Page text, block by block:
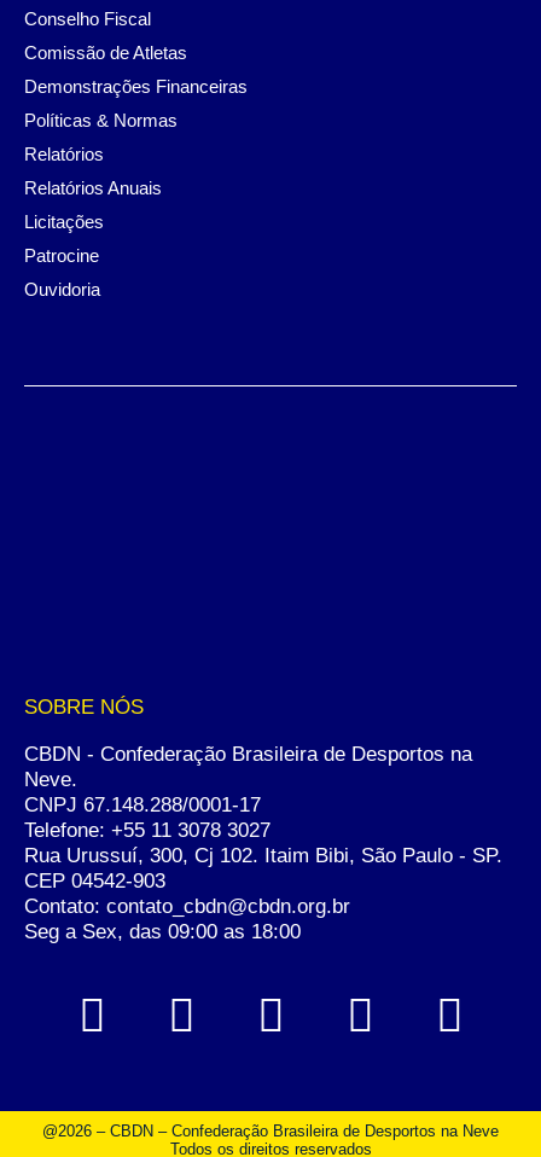
Conselho Fiscal
Comissão de Atletas
Demonstrações Financeiras
Políticas & Normas
Relatórios
Relatórios Anuais
Licitações
Patrocine
Ouvidoria
SOBRE NÓS
CBDN - Confederação Brasileira de Desportos na
Neve.
CNPJ 67.148.288/0001-17
Telefone: +55 11 3078 3027
Rua Urussuí, 300, Cj 102. Itaim Bibi, São Paulo - SP.
CEP 04542-903
Contato: contato_cbdn@cbdn.org.br
Seg a Sex, das 09:00 as 18:00
@2026 – CBDN – Confederação Brasileira de Desportos na Neve
Todos os direitos reservados